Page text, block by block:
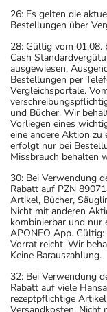
26: Es gelten die
Bestellungen über
28: Gültig vom 01.08.
Cash
ausgewiesen.
Bestellungen per
Vergleichsportale.
und Bücher. Wir
Vorliegen eines
eine andere Aktion zu
erfolgt nur bei
Missbrauch behalten
30: Bei Verwendung
Rabatt auf PZN
Artikel, Bücher,
Nicht mit anderen
kombinierbar und nur
APONEO App.
Vorrat reicht. Wir
Keine Barauszahlung.
32: Bei Verwendung
Rabatt auf viele
rezeptpflichtige